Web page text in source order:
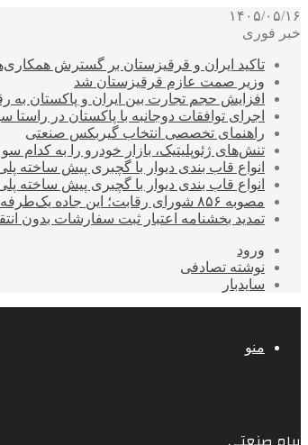
۱۴۰۵/۰۵/۱۶
خبر فوری
تاکید ایران و قرقیزستان بر گسترش
وزیر صمت عازم قرقیزستان شد
افزایش حجم تجارت بین ایران و پاکستان به رقم ۱۰ میلیارد
اجرای توافقات دوجانبه با پاکستان در
راهنمای تخصصی انتخاب گیربکس صنعتی
تنش‌های ژئوپلیتیک، بازار خودرو را به کدام
انواع قاب بندی دیوار با گچبری پیش ساخته
انواع قاب بندی دیوار با گچبری پیش ساخته
مصوبه ۸۵۶ شورای رقابت؛ این جاده یک‌طرفه است
تمدید بخشنامه اعتبار ثبت سفارشات بدون انتقال ارز
ورود
نوشته تصادفی
سایدبار
منو